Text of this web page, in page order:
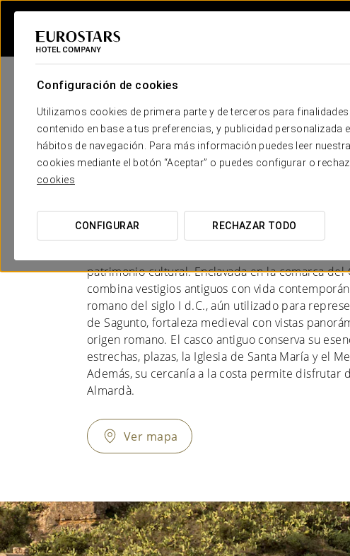
Configuración de cookies
Utilizamos cookies de primera parte y de terceros para
contenido en base a tus preferencias, y publicidad personalizada
hábitos de navegación. Para más información puedes leer
cookies mediante el botón “Aceptar” o puedes configurar o
cookies
CONFIGURAR RECHAZAR TODO
Hoteles en Valencia -
Sagunto, situada en la provincia de Valencia,
patrimonio cultural. Enclavada en la comarca del
combina vestigios antiguos con vida
romano del siglo I d.C., aún utilizado para
de Sagunto, fortaleza medieval con vistas
origen romano. El casco antiguo conserva su
estrechas, plazas, la Iglesia de Santa María y el
Además, su cercanía a la costa permite disfrutar
Almardà.
Ver mapa